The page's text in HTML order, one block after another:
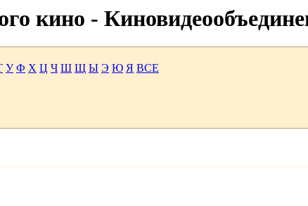
кино -
У Ф Х Ц Ч Ш Щ Ы Э Ю Я ВСЕ